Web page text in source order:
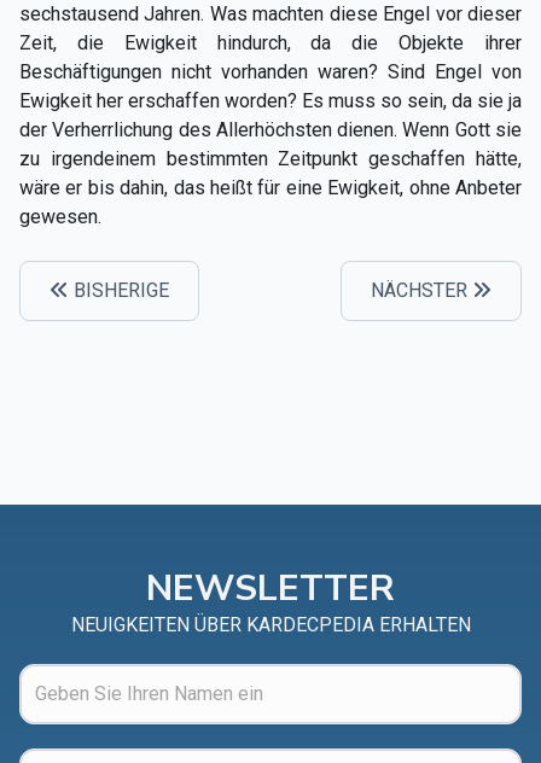
sechstausend Jahren. Was machten diese Engel vor dieser
Zeit, die Ewigkeit hindurch, da die Objekte ihrer
Beschäftigungen nicht vorhanden waren? Sind Engel von
Ewigkeit her erschaffen worden? Es muss so sein, da sie ja
der Verherrlichung des Allerhöchsten dienen. Wenn Gott sie
zu irgendeinem bestimmten Zeitpunkt geschaffen hätte,
wäre er bis dahin, das heißt für eine Ewigkeit, ohne Anbeter
gewesen.
BISHERIGE NÄCHSTER
NEWSLETTER
NEUIGKEITEN ÜBER KARDECPEDIA ERHALTEN